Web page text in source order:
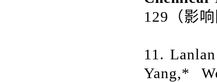
129 （影
11.
Yang,*